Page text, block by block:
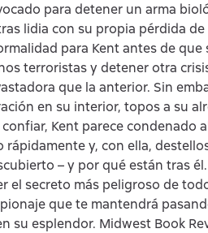
para detener un arma
lidia con su propia pérdida de
para Kent antes de que
terroristas y detener otra
que la anterior. Sin
en su interior, topos a su
Kent parece condenado
y, con ella,
– y por qué están tras
secreto más peligroso de
que te mantendrá
su esplendor. Midwest Book